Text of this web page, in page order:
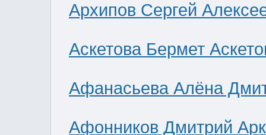
Архипов Сергей
Аскетова Бермет
Афанасьева Алёна
Афонников Дмитрий